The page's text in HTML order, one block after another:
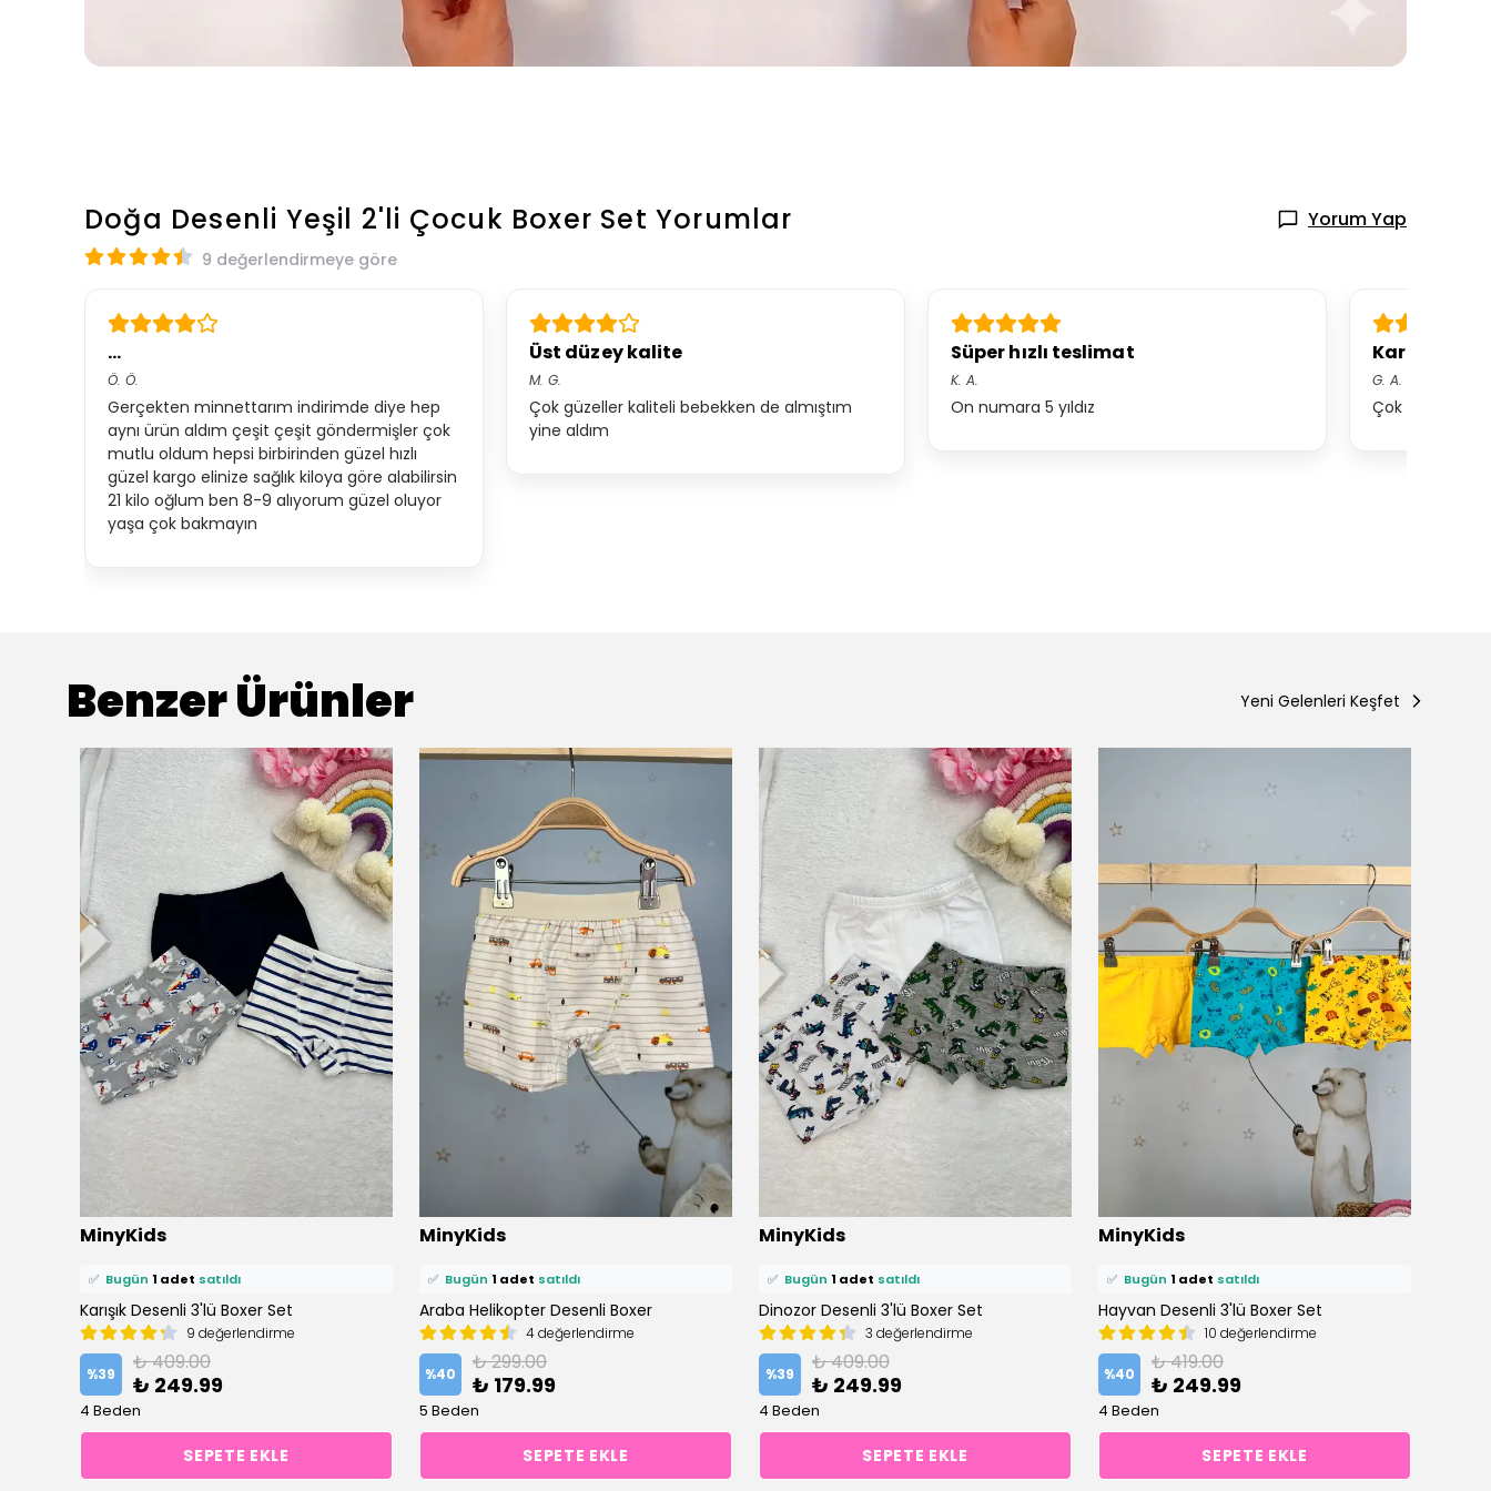
Doğa Desenli Yeşil 2'li Çocuk Boxer Set Yorumlar Yorum Yap
9 değerlendirmeye göre
…
Ö. Ö.
Gerçekten minnettarım indirimde diye hep
aynı ürün aldım çeşit çeşit göndermişler çok
mutlu oldum hepsi birbirinden güzel hızlı
güzel kargo elinize sağlık kiloya göre alabilirsin
21 kilo oğlum ben 8-9 alıyorum güzel oluyor
yaşa çok bakmayın
Üst düzey kalite
M. G.
Çok güzeller kaliteli bebekken de almıştım
yine aldım
Süper hızlı teslimat
K. A.
On numara 5 yıldız
Kargo
G. A.
Çok kaliteli
Benzer Ürünler Yeni Gelenleri Keşfet
MinyKids
⭐️ Bu ürünü3 kişifavoriledi!
2 kişi
✅ Bugün 1 adet satıldı
Karışık Desenli 3'lü Boxer Set
9 değerlendirme
%39 ₺ 409.00
₺ 249.99
4 Beden
SEPETE EKLE
MinyKids
⭐️ Bu ürünü3 kişifavoriledi!
2 kişi
✅ Bugün 1 adet satıldı
Araba Helikopter Desenli Boxer
4 değerlendirme
%40 ₺ 299.00
₺ 179.99
5 Beden
SEPETE EKLE
MinyKids
⭐️ Bu ürünü4 kişifavoriledi!
2 kişi
✅ Bugün 1 adet satıldı
Dinozor Desenli 3'lü Boxer Set
3 değerlendirme
%39 ₺ 409.00
₺ 249.99
4 Beden
SEPETE EKLE
MinyKids
⭐️ Bu ürünü4 kişifavoriledi!
2 kişi
✅ Bugün 1 adet satıldı
Hayvan Desenli 3'lü Boxer Set
10 değerlendirme
%40 ₺ 419.00
₺ 249.99
4 Beden
SEPETE EKLE